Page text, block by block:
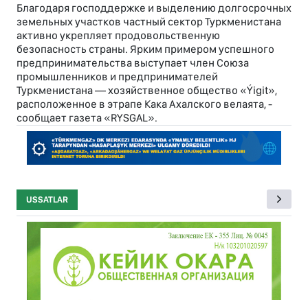
Благодаря господдержке и выделению долгосрочных
земельных участков частный сектор Туркменистана
активно укрепляет продовольственную
безопасность страны. Ярким примером успешного
предпринимательства выступает член Союза
промышленников и предпринимателей
Туркменистана — хозяйственное общество «Ýigit»,
расположенное в этрапе Кака Ахалского велаята, -
сообщает газета «RYSGAL».
USSATLAR